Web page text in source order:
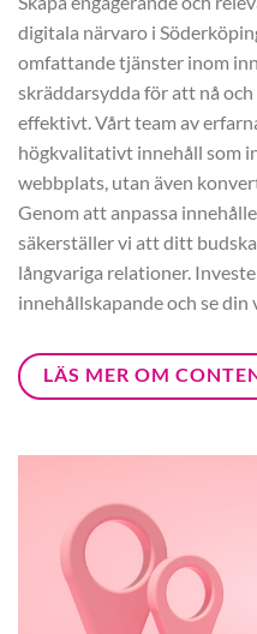
digitala närvaro i
omfattande tjänster inom
skräddarsydda för att nå
effektivt. Vårt team av
högkvalitativt innehåll som
webbplats, utan även
Genom att anpassa
säkerställer vi att ditt
långvariga relationer.
innehållskapande och se din
LÄS MER OM